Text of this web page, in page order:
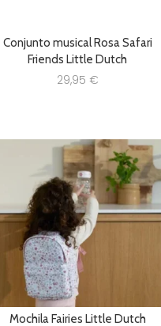
Conjunto musical Rosa Safari
Friends Little Dutch
29,95 €
Mochila Fairies Little Dutch